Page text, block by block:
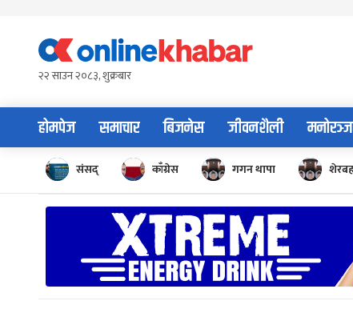
content२२ साउन २०८३, शुक्रबार
होमपेज समाचार बिजनेस जीवनशैली
संसद् काँग्रेस गगन थापा